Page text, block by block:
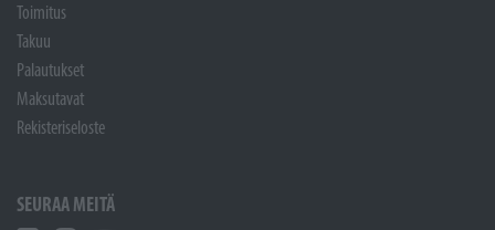
Toimitus
Takuu
Palautukset
Maksutavat
Rekisteriseloste
SEURAA MEITÄ